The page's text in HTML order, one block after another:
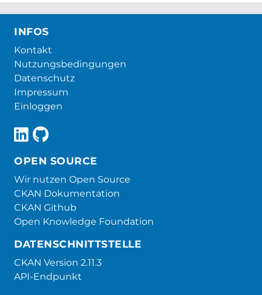
INFOS
Kontakt
Nutzungsbedingungen
Datenschutz
Impressum
Einloggen
OPEN SOURCE
Wir nutzen Open Source
CKAN Dokumentation
CKAN Github
Open Knowledge Foundation
DATENSCHNITTSTELLE
CKAN Version 2.11.3
API-Endpunkt